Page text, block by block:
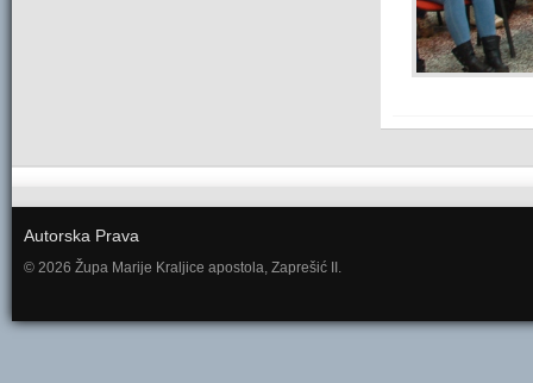
Autorska Prava
© 2026 Župa Marije Kraljice apostola, Zaprešić II.